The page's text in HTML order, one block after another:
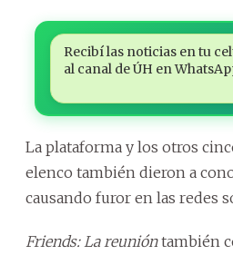
Recibí las noticias en tu
al canal de ÚH en
La plataforma y los otros
elenco también dieron a
causando furor en las redes
Friends: La reunióntambién